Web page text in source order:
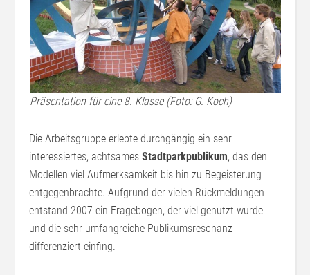
Präsentation für eine 8. Klasse (Foto: G. Koch)
Die Arbeitsgruppe erlebte durchgängig ein sehr
interessiertes, achtsamesStadtparkpublikum, das den
Modellen viel Aufmerksamkeit bis hin zu Begeisterung
entgegenbrachte. Aufgrund der vielen Rückmeldungen
entstand 2007 ein Fragebogen, der viel genutzt wurde
und die sehr umfangreiche Publikumsresonanz
differenziert einfing.